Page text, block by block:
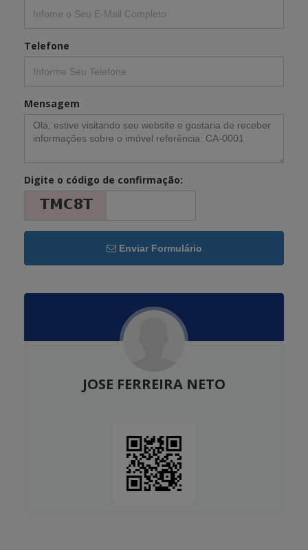
Telefone
Mensagem
Digite o código de confirmação:
Enviar Formulário
JOSE FERREIRA NETO